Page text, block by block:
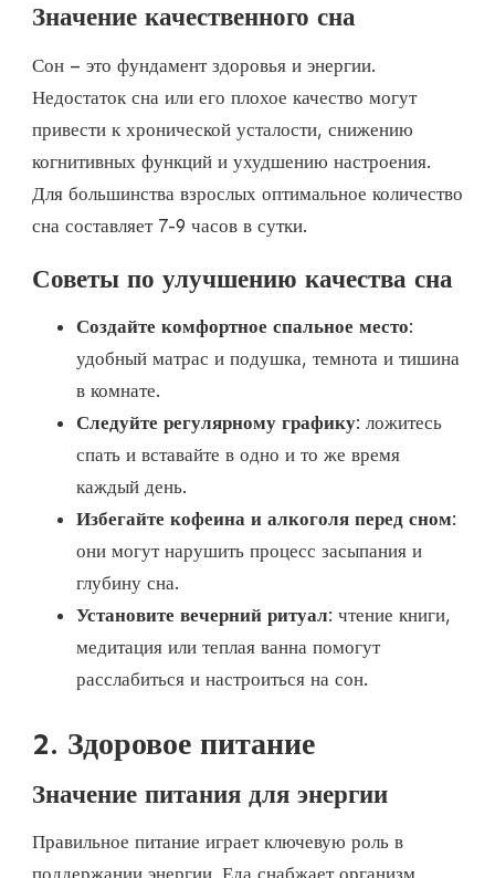
Значение качественного сна
Сон – это фундамент здоровья и энергии.
Недостаток сна или его плохое качество могут
привести к хронической усталости, снижению
когнитивных функций и ухудшению настроения.
Для большинства взрослых оптимальное количество
сна составляет 7-9 часов в сутки.
Советы по улучшению качества сна
Создайте комфортное спальное место:
удобный матрас и подушка, темнота и тишина
в комнате.
Следуйте регулярному графику: ложитесь
спать и вставайте в одно и то же время
каждый день.
Избегайте кофеина и алкоголя перед сном:
они могут нарушить процесс засыпания и
глубину сна.
Установите вечерний ритуал: чтение книги,
медитация или теплая ванна помогут
расслабиться и настроиться на сон.
2. Здоровое питание
Значение питания для энергии
Правильное питание играет ключевую роль в